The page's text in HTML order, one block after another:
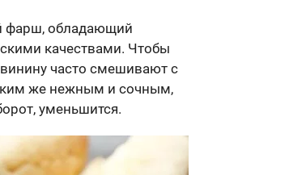
фарш, обладающий
качествами. Чтобы
часто смешивают с
же нежным и сочным,
уменьшится.